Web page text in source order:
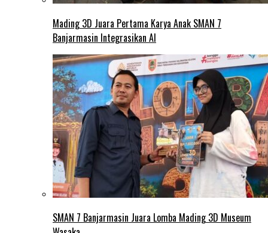
Mading 3D Juara Pertama Karya Anak SMAN 7
Banjarmasin Integrasikan AI
SMAN 7 Banjarmasin Juara Lomba Mading 3D Museum